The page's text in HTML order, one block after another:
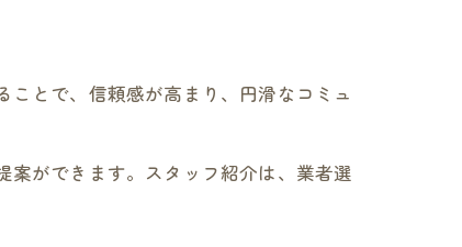
とで、信頼感が高まり、円滑なコミュ
ができます。スタッフ紹介は、業者選